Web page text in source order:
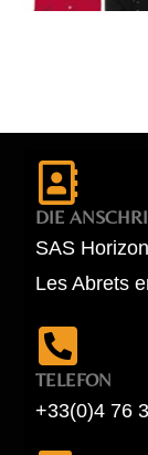
DIE
SAS
Les Abrets
TELEFON
+33(0)4 76